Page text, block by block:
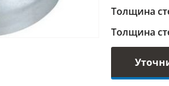
Толщина
Толщина